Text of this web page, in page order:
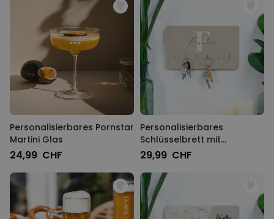
Personalisierbares Pornstar
Martini Glas
24,99 CHF
Personalisierbares
Schlüsselbrett mit
Monogramm
29,99 CHF